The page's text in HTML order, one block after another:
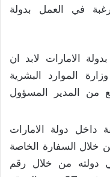
في العمل بدولة
الامارات لابد ان
الموارد البشرية
من المدير المسؤول
دولة الامارات
السفارة الخاصة
دولته من خلال رقم